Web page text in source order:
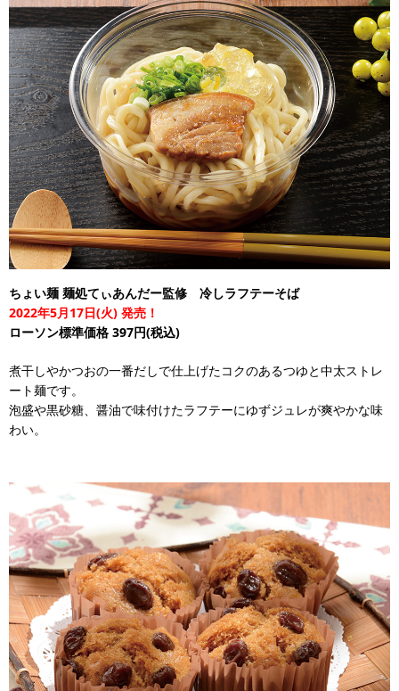
ちょい麺 麺処てぃあんだー監修 冷しラフテーそば
2022年5月17日(火) 発売！
ローソン標準価格 397円(税込)
煮干しやかつおの一番だしで仕上げたコクのあるつゆと中太ストレ
ート麺です。
泡盛や黒砂糖、醤油で味付けたラフテーにゆずジュレが爽やかな味
わい。